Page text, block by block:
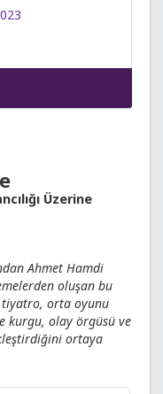
Üzerine
Ahmet Hamdi
oluşan bu
tiyatro, orta oyunu
kurgu, olay örgüsü ve
ortaya